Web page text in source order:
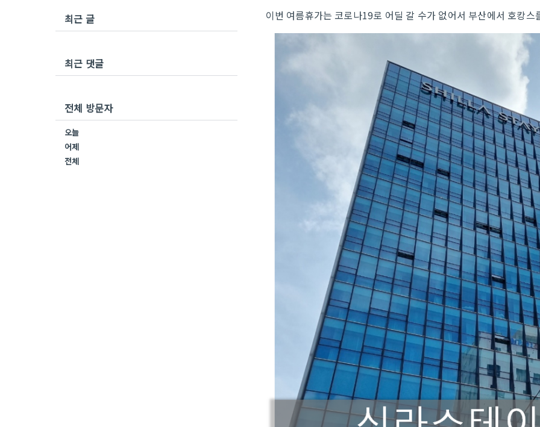
이번 여름휴가는 코로나19로 어딜 갈 수가 없어서 부산에서 호캉스
최근 글
최근 댓글
전체 방문자
오늘
어제
전체